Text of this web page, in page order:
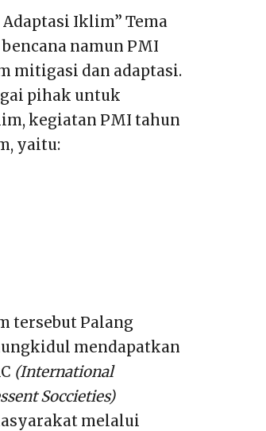
Iklim” Tema
namun PMI
mitigasi dan adaptasi.
pihak untuk
kegiatan PMI tahun
yaitu:
tersebut Palang
mendapatkan
(International
Soccieties)
melalui